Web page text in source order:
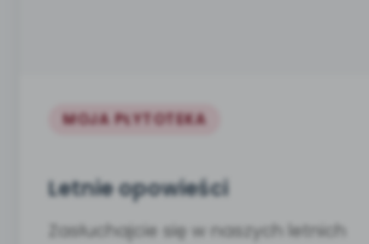
MOJA PŁYTOTEKA
Letnie opowieści
Zasłuchajcie się w naszych letnich